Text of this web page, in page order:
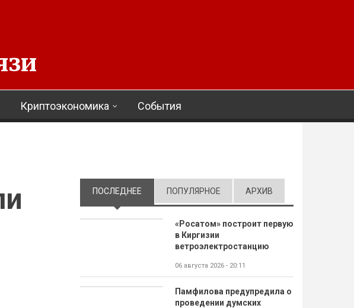
Криптоэкономика События
ПОСЛЕДНЕЕ (АКТИВНАЯ ВКЛАДКА)
ПОПУЛЯРНОЕ АРХИВ
«Росатом» построит первую
в Киргизии
ветроэлектростанцию
06 августа 2026 - 20:11
Памфилова предупредила о
проведении думских